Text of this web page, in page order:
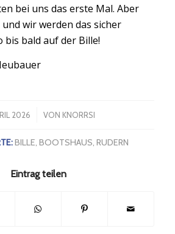
bei uns das erste Mal. Aber
wir werden das sicher
bis bald auf der Bille!
2026 VON KNORRSI
BILLE,BOOTSHAUS,RUDERN
Eintrag teilen